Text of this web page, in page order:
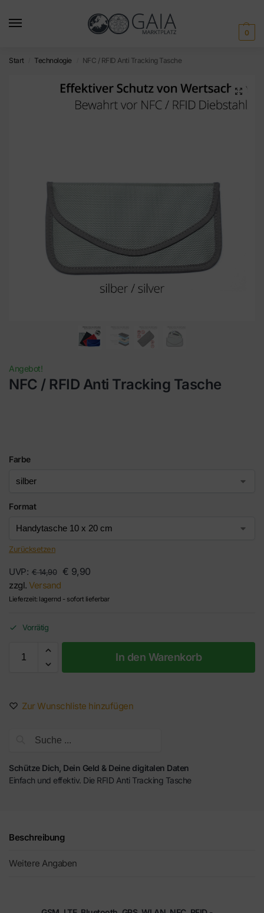
0
Start Technologie NFC / RFID Anti Tracking Tasche
Angebot!
NFC / RFID Anti Tracking Tasche
Farbe
Format
Zurücksetzen
UVP: €14,90 € 9,90
zzgl. Versand
Lieferzeit: lagernd - sofort lieferbar
Vorrätig
In den Warenkorb
Zur Wunschliste hinzufügen
Schütze Dich, Dein Geld & Deine digitalen Daten
Einfach und effektiv. Die RFID Anti Tracking Tasche
Beschreibung
Weitere Angaben